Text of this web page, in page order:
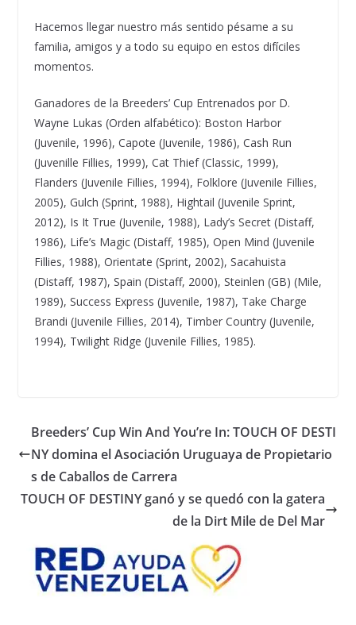
Hacemos llegar nuestro más sentido pésame a su
familia, amigos y a todo su equipo en estos difíciles
momentos.
Ganadores de la Breeders’ Cup Entrenados por D.
Wayne Lukas (Orden alfabético): Boston Harbor
(Juvenile, 1996), Capote (Juvenile, 1986), Cash Run
(Juvenille Fillies, 1999), Cat Thief (Classic, 1999),
Flanders (Juvenile Fillies, 1994), Folklore (Juvenile Fillies,
2005), Gulch (Sprint, 1988), Hightail (Juvenile Sprint,
2012), Is It True (Juvenile, 1988), Lady’s Secret (Distaff,
1986), Life’s Magic (Distaff, 1985), Open Mind (Juvenile
Fillies, 1988), Orientate (Sprint, 2002), Sacahuista
(Distaff, 1987), Spain (Distaff, 2000), Steinlen (GB) (Mile,
1989), Success Express (Juvenile, 1987), Take Charge
Brandi (Juvenile Fillies, 2014), Timber Country (Juvenile,
1994), Twilight Ridge (Juvenile Fillies, 1985).
Breeders’ Cup Win And You’re In: TOUCH OF DESTI
NY domina el Asociación Uruguaya de Propietario
s de Caballos de Carrera
TOUCH OF DESTINY ganó y se quedó con la gatera
de la Dirt Mile de Del Mar